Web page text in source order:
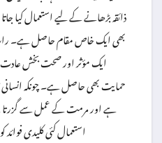
ذائقہ بڑھانے کے لیے استعمال کیا
بھی ایک خاص مقام حاصل ہے۔ رات
ایک مؤثر اور صحت بخش
حمایت بھی حاصل ہے۔ چونکہ
ہے اور مرمت کے عمل سے گزرتا
استعمال کئی کلیدی